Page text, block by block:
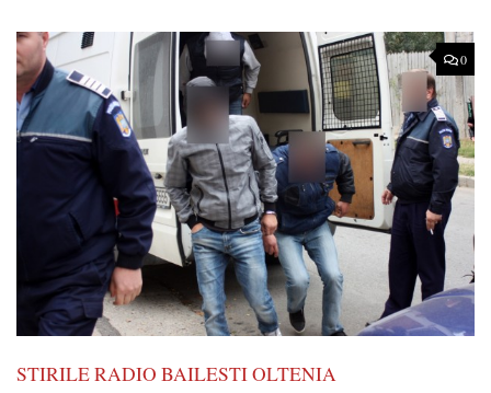
0
STIRILE RADIO BAILESTI OLTENIA